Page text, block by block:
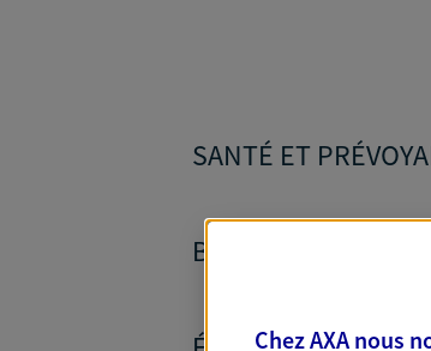
SANTÉ ET
BANQUE ET CRÉDITS
Chez AXA nous